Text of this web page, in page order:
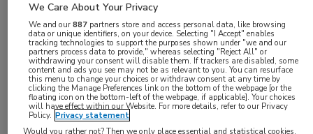
Welke mogelijkheden zijn er om
hartaandoeningen te voorkomen bij statine-
intolerante patiënten met een hoog LDL-
cholesterol? Tijdens de ADA Scientific Sessions
is de CLEAR-studie gepresenteerd die gunstige
bempedoïnezuur,cholesterol
We Care About Your Privacy
We and our887 partners store and access personal data, like browsing
data or unique identifiers, on your device. Selecting "I Accept" enables
tracking technologies to support the purposes shown under "we and our
partners process data to provide," whereas selecting "Reject All" or
withdrawing your consent will disable them. If trackers are disabled, some
content and ads you see may not be as relevant to you. You can resurface
this menu to change your choices or withdraw consent at any time by
clicking the Manage Preferences link on the bottom of the webpage [or the
floating icon on the bottom-left of the webpage, if applicable]. Your choices
will have effect within our Website. For more details, refer to our Privacy
Policy. Privacy statement
Would you rather not? Then we only place essential and statistical cookies,